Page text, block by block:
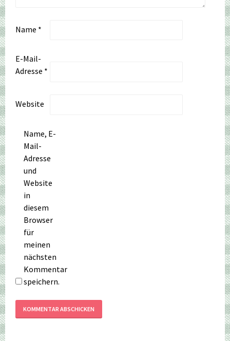
Name *
E-Mail-
Adresse *
Website
Name, E-
Mail-
Adresse
und
Website
in
diesem
Browser
für
meinen
nächsten
Kommentar
speichern.